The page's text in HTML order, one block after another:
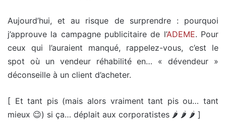
Aujourd’hui, et au risque de surprendre : pourquoi
j’approuve la campagne publicitaire de l’ADEME. Pour
ceux qui l’auraient manqué, rappelez-vous, c’est le
spot où un vendeur réhabilité en… « dévendeur »
déconseille à un client d’acheter.
[ Et tant pis (mais alors vraiment tant pis ou… tant
mieux 😉) si ça… déplait aux corporatistes 🌶 🌶 🌶 ]